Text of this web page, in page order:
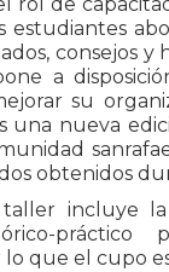
estudiantes
consejos y
a
su
una nueva
obtenidos
incluye
práctico
lo que el cupo